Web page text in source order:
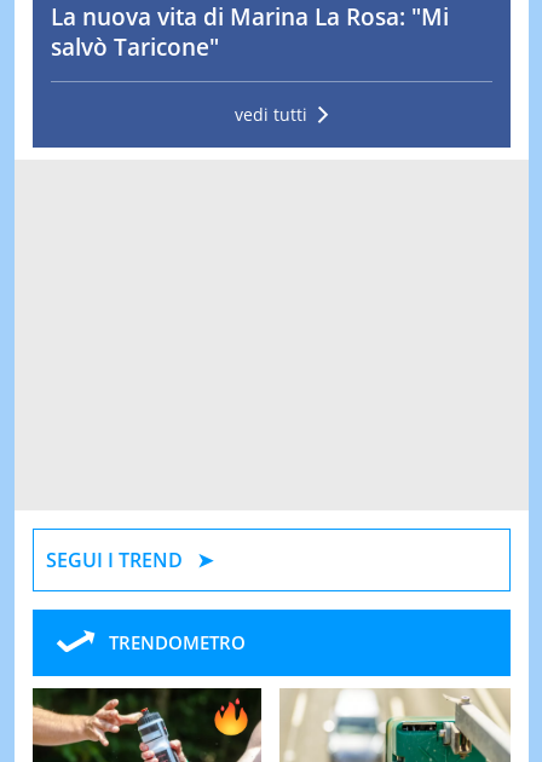
La nuova vita di Marina La Rosa: "Mi
salvò Taricone"
vedi tutti
SEGUI I TREND
TRENDOMETRO